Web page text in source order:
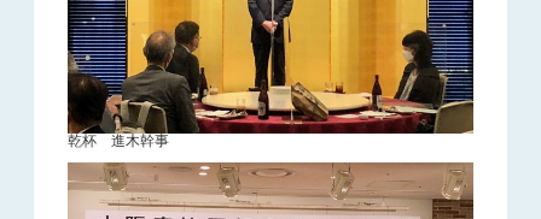
乾杯 進木幹事